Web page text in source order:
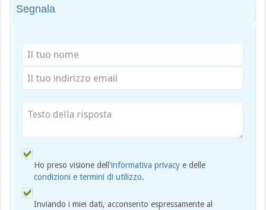
Segnala
Ho preso visione dell'informativa privacy e delle
condizioni e termini di utilizzo.
Inviando i miei dati, acconsento espressamente al